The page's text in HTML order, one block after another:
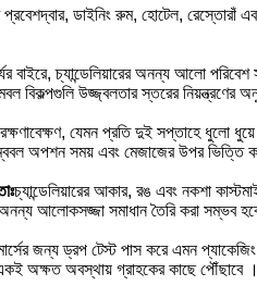
প্রবেশদ্বার, ডাইনিং রুম, হোটেল, রেস্তোরাঁ
বাইরে, চ্যান্ডেলিয়ারের অনন্য আলো
বিকল্পগুলি উজ্জ্বলতার স্তরের নিয়ন্ত্রণের
যেমন প্রতি দুই সপ্তাহে ধুলো
অপশন সময় এবং মেজাজের উপর ভিত্তি
চ্যান্ডেলিয়ারের আকার, রঙ এবং নকশা
আলোকসজ্জা সমাধান তৈরি করা সম্ভব
জন্য ড্রপ টেস্ট পাস করে এমন প্যাকেজিং
অক্ষত অবস্থায় গ্রাহকের কাছে পৌঁছাবে